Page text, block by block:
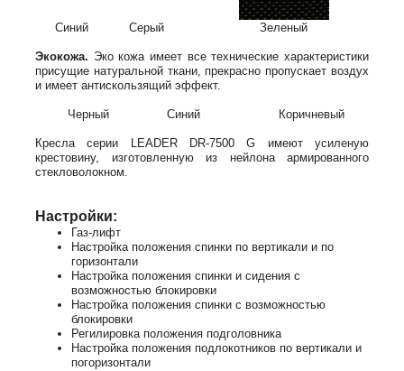
Синий Серый Зеленый
Экокожа. Эко кожа имеет все технические характеристики
присущие натуральной ткани, прекрасно пропускает воздух
и имеет антискользящий эффект.
Черный Синий Коричневый
Кресла серии LEADER DR-7500 G имеют усиленую
крестовину, изготовленную из нейлона армированного
стекловолокном.
Настройки:
Газ-лифт
Настройка положения спинки по вертикали и по
горизонтали
Настройка положения спинки и сидения с
возможностью блокировки
Настройка положения спинки с возможностью
блокировки
Регилировка положения подголовника
Настройка положения подлокотников по вертикали и
погоризонтали